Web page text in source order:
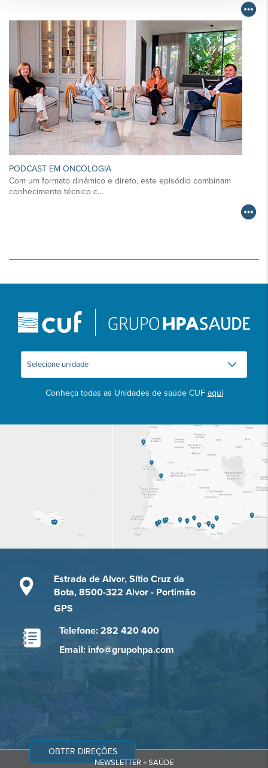
PODCAST EM ONCOLOGIA
Com um formato dinâmico e direto, este episódio combinam
conhecimento técnico c…
Conheça todas as Unidades de saúde CUF aqui
Estrada de Alvor, Sítio Cruz da
Bota, 8500-322 Alvor - Portimão
GPS
Telefone: 282 420 400
Email: info@grupohpa.com
OBTER DIREÇÕES
NEWSLETTER + SAÚDE